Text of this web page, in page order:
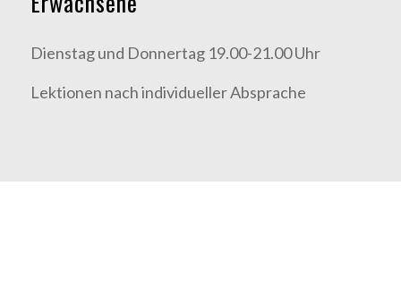
Dienstag und Donnertag 19.00-21.00 Uhr
Lektionen nach individueller Absprache